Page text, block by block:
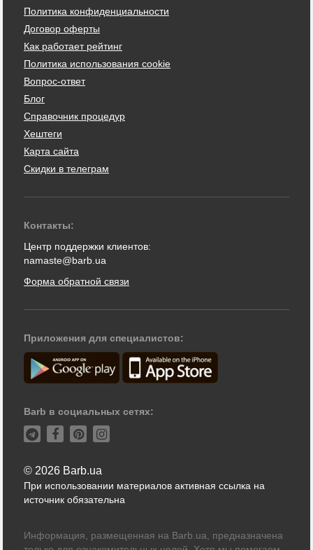
Политика конфиденциальности
Договор оферты
Как работает рейтинг
Политика использования cookie
Вопрос-ответ
Блог
Справочник процедур
Хештеги
Карта сайта
Скидки в телеграм
Контакты:
Центр поддержки клиентов:
namaste@barb.ua
Форма обратной связи
Приложения для специалистов:
Barb в социальных сетях:
© 2026 Barb.ua
При использовании материалов активная ссылка на
источник обязательна
Информация, размещенная на Barb.ua, предназначена